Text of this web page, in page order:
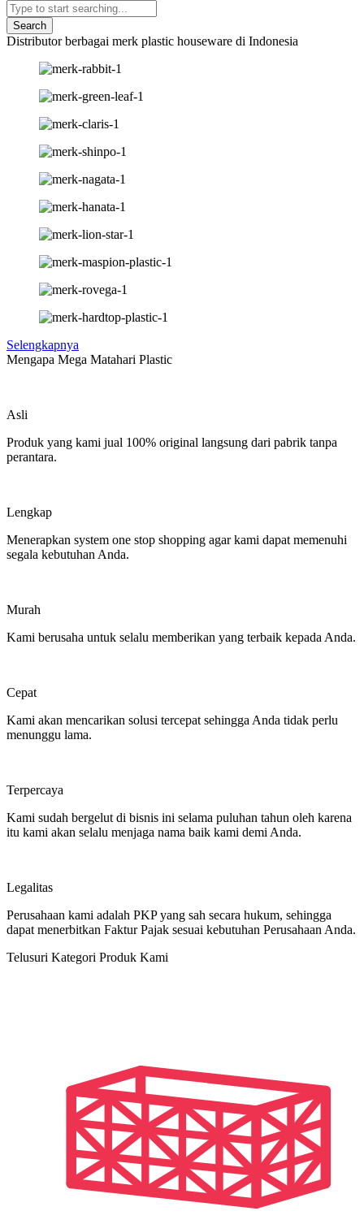
Search
Distributor berbagai merk plastic houseware di Indonesia
Selengkapnya
Mengapa Mega Matahari Plastic
Asli
Produk yang kami jual 100% original langsung dari pabrik tanpa
perantara.
Lengkap
Menerapkan system one stop shopping agar kami dapat memenuhi
segala kebutuhan Anda.
Murah
Kami berusaha untuk selalu memberikan yang terbaik kepada Anda.
Cepat
Kami akan mencarikan solusi tercepat sehingga Anda tidak perlu
menunggu lama.
Terpercaya
Kami sudah bergelut di bisnis ini selama puluhan tahun oleh karena
itu kami akan selalu menjaga nama baik kami demi Anda.
Legalitas
Perusahaan kami adalah PKP yang sah secara hukum, sehingga
dapat menerbitkan Faktur Pajak sesuai kebutuhan Perusahaan Anda.
Telusuri Kategori Produk Kami